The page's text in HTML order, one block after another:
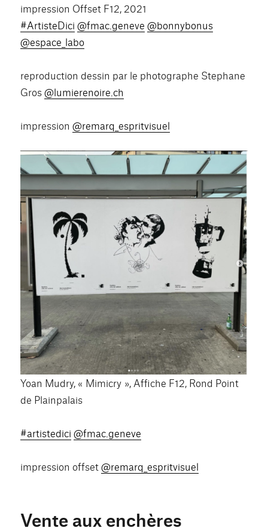
impression Offset F12, 2021
#ArtisteDici @fmac.geneve @bonnybonus
@espace_labo
reproduction dessin par le photographe Stephane
Gros@lumierenoire.ch
impression@remarq_espritvisuel
Yoan Mudry, « Mimicry », Affiche F12, Rond Point
de Plainpalais
#artistedici @fmac.geneve
impression offset@remarq_espritvisuel
Vente aux enchères